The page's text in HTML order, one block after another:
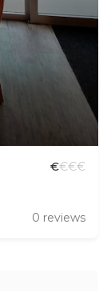
€€€€
0 reviews